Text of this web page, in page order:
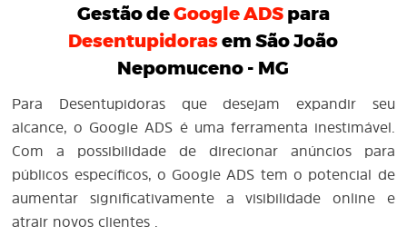
Gestão de Google ADSpara
Desentupidoras em São João
Nepomuceno - MG
Para Desentupidoras que desejam expandir seu
alcance, o Google ADS é uma ferramenta inestimável.
Com a possibilidade de direcionar anúncios para
públicos específicos, o Google ADS tem o potencial de
aumentar significativamente a visibilidade online e
atrair novos clientes .